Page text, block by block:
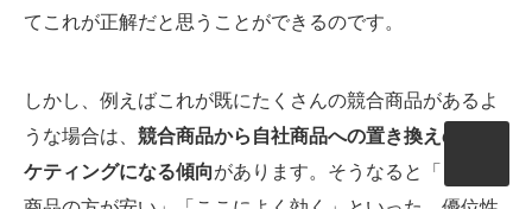
てこれが正解だと思うことができるのです。
しかし、例えばこれが既にたくさんの競合商品があるよ
うな場合は、 競合商品から自社商品への置き換えのマー
ケティングになる傾向があります。そうなると「うちの